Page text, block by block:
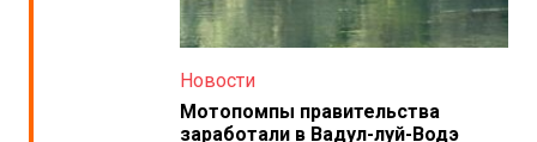
Новости
Мотопомпы правительства
заработали в Вадул-луй-Водэ